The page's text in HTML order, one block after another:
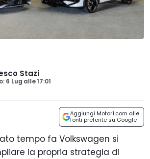
Stazi
6 Lug alle17:01
Aggiungi Motor1.com alle
fonti preferite su Google
tempo fa Volkswagen si
la propria strategia di